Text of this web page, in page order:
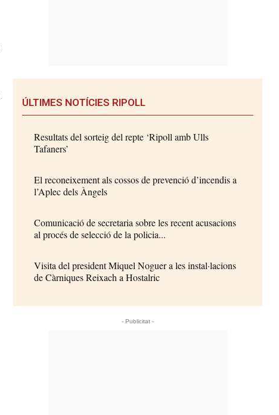
ÚLTIMES NOTÍCIES RIPOLL
Resultats del sorteig del repte ‘Ripoll amb Ulls
Tafaners’
El reconeixement als cossos de prevenció d’incendis a
l’Aplec dels Àngels
Comunicació de secretaria sobre les recent acusacions
al procés de selecció de la policia...
Visita del president Miquel Noguer a les instal·lacions
de Càrniques Reixach a Hostalric
- Publicitat -